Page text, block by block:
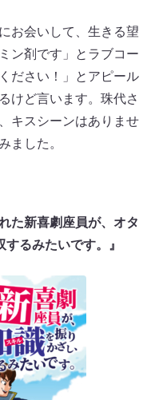
お会いして、生きる望
ン剤です」とラブコー
ださい！」とアピール
けど言います。珠代さ
キスシーンはありませ
ました。
た新喜劇座員が、オタ
るみたいです。』